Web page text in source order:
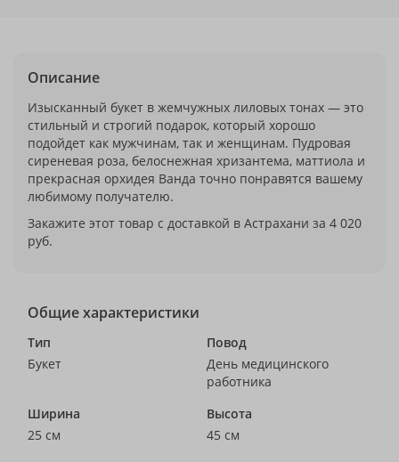
Описание
Изысканный букет в жемчужных лиловых тонах — это
стильный и строгий подарок, который хорошо
подойдет как мужчинам, так и женщинам. Пудровая
сиреневая роза, белоснежная хризантема, маттиола и
прекрасная орхидея Ванда точно понравятся вашему
любимому получателю.
Закажите этот товар с доставкой в Астрахани за 4 020
руб.
Общие характеристики
Тип
Букет
Повод
День медицинского
работника
Ширина
25 см
Высота
45 см